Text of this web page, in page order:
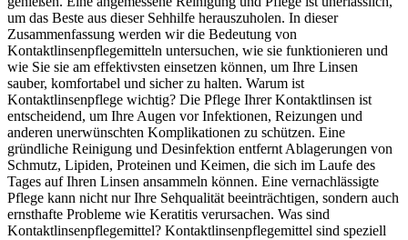
um das Beste aus dieser Sehhilfe herauszuholen. In dieser
Zusammenfassung werden wir die Bedeutung von
Kontaktlinsenpflegemitteln untersuchen, wie sie funktionieren und
wie Sie sie am effektivsten einsetzen können, um Ihre Linsen
sauber, komfortabel und sicher zu halten. Warum ist
Kontaktlinsenpflege wichtig? Die Pflege Ihrer Kontaktlinsen ist
entscheidend, um Ihre Augen vor Infektionen, Reizungen und
anderen unerwünschten Komplikationen zu schützen. Eine
gründliche Reinigung und Desinfektion entfernt Ablagerungen von
Schmutz, Lipiden, Proteinen und Keimen, die sich im Laufe des
Tages auf Ihren Linsen ansammeln können. Eine vernachlässigte
Pflege kann nicht nur Ihre Sehqualität beeinträchtigen, sondern auch
ernsthafte Probleme wie Keratitis verursachen. Was sind
Kontaktlinsenpflegemittel? Kontaktlinsenpflegemittel sind speziell